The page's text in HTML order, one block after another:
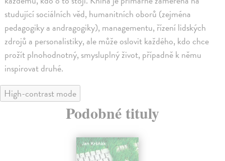
studující sociálních věd, humanitních oborů (zejména
pedagogiky a andragogiky), managementu, řízení lidských
zdrojů a personalistiky, ale může oslovit každého, kdo chce
prožít plnohodnotný, smysluplný život, případně k němu
inspirovat druhé.
High-contrast mode
Podobné tituly